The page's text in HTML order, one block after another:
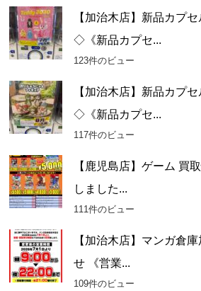
【加治木店】新品カプ
◇《新品カプセ...
123件のビュー
【加治木店】新品カプ
◇《新品カプセ...
117件のビュー
【鹿児島店】ゲーム 買
しました...
111件のビュー
【加治木店】マンガ倉
せ 《営業...
109件のビュー